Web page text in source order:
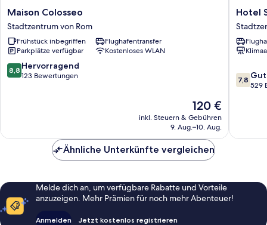
Maison
Colosseo
Stadtzentrum
von
Rom
Maison Colosseo
Stadtzentrum von Rom
Frühstück inbegriffen
Flughafentransfer
Parkplätze verfügbar
Kostenloses WLAN
8.8
von
8,8 Hervorragend
123 Bewertungen
Der
Preis
beträgt
120 €
inkl. Steuern & Gebühren
9. Aug.–10. Aug.
Hotel
Sweet
Home
von
Hotel
7.8
von
7,8 Gut
529
Ähnliche Unterkünfte vergleichen
Melde dich an, um verfügbare Rabatte und Vorteile
anzuzeigen. Mehr Prämien für noch mehr Abenteuer!
Anmelden Jetzt kostenlos registrieren